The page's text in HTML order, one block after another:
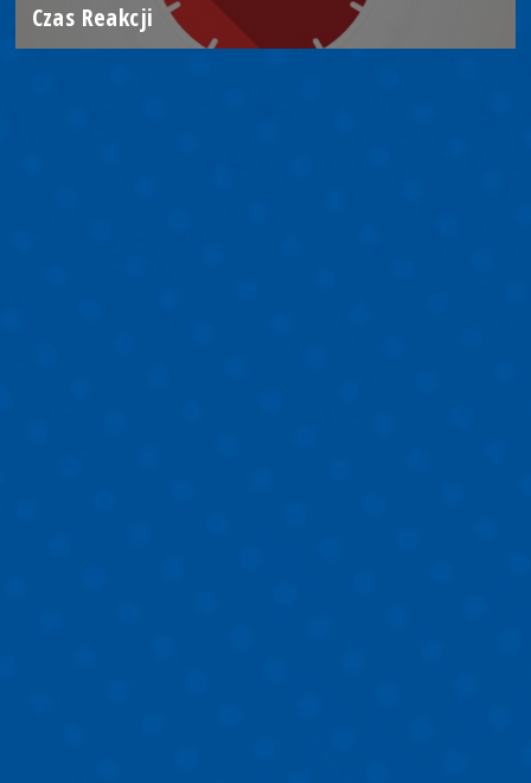
Czas Reakcji